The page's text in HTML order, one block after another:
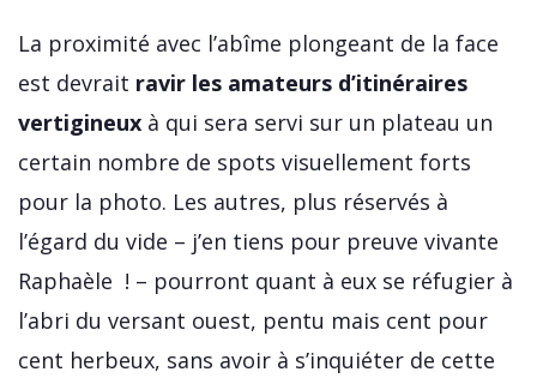
La proximité avec l’abîme plongeant de la face
est devrait ravir les amateurs d’itinéraires
vertigineux à qui sera servi sur un plateau un
certain nombre de spots visuellement forts
pour la photo. Les autres, plus réservés à
l’égard du vide – j’en tiens pour preuve vivante
Raphaèle ! – pourront quant à eux se réfugier à
l’abri du versant ouest, pentu mais cent pour
cent herbeux, sans avoir à s’inquiéter de cette